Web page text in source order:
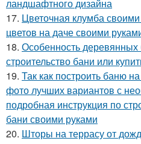
ландшафтного дизайна
17. Цветочная клумба
цветов на даче своими
18. Особенность
строительство бани или
19. Так как построить баню
фото лучших вариантов с
подробная инструкция по
бани своими руками
20. Шторы на террасу от